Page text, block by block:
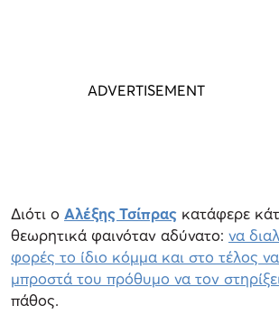
Διότι ο Αλέξης Τσίπρας κατάφερε
θεωρητικά φαινόταν αδύνατο: να
φορές το ίδιο κόμμα και στο τέλος
μπροστά του πρόθυμο να τον
πάθος.